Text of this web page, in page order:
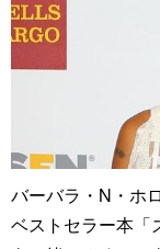
バーバラ・N・ホ
ベストセラー本「